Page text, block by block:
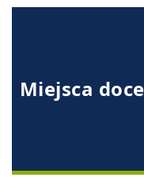
Miejsca